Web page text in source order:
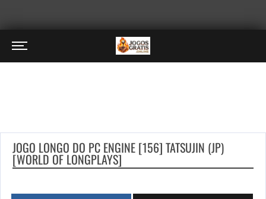
JOGO LONGO DO PC ENGINE [156] TATSUJIN (JP)
[WORLD OF LONGPLAYS]